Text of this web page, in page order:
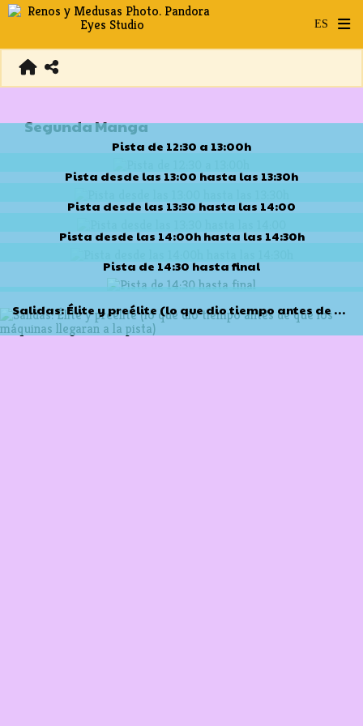
Segunda Manga
Pista de 12:30 a 13:00h
Pista desde las 13:00 hasta las 13:30h
Pista desde las 13:30 hasta las 14:00
Pista desde las 14:00h hasta las 14:30h
Pista de 14:30 hasta final
Salidas: Élite y preélite (lo que dio tiempo antes de que los máquinas llegaran a la pista)